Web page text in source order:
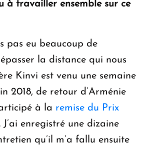
à travailler ensemble sur ce
pas eu beaucoup de
la distance qui nous
Kinvi est venu une semaine
2018, de retour d’Arménie
à la remise du Prix
J’ai enregistré une dizaine
qu’il m’a fallu ensuite